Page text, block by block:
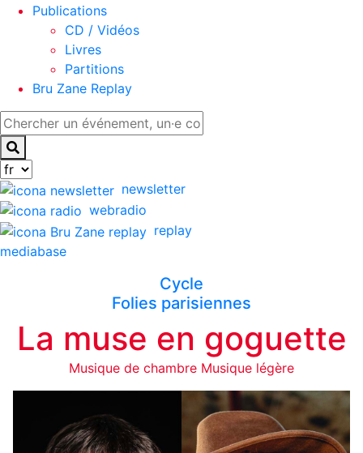
Publications
CD / Vidéos
Livres
Partitions
Bru Zane Replay
newsletter
webradio
replay
mediabase
Cycle
Folies parisiennes
La muse en goguette
Musique de chambre Musique légère